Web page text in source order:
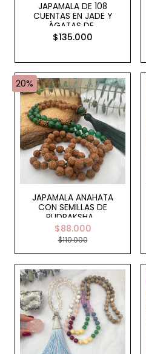
JAPAMALA DE 108
CUENTAS EN JADE Y
ÁGATAS DE..
$135.000
20%
JAPAMALA ANAHATA
CON SEMILLAS DE
RUDRAKSHA ..
$88.000
$110.000